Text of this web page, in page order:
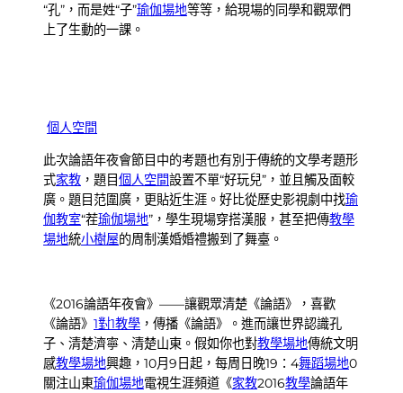
“孔”，而是姓“子”瑜伽場地等等，給現場的同學和觀眾們
上了生動的一課。
個人空間
此次論語年夜會節目中的考題也有別于傳統的文學考題形
式家教 ，題目個人空間設置不單“好玩兒”，並且觸及面較
廣。題目范圍廣，更貼近生涯。好比從歷史影視劇中找瑜
伽教室“茬瑜伽場地”，學生現場穿搭漢服，甚至把傳教學
場地統小樹屋的周制漢婚婚禮搬到了舞臺。
《2016論語年夜會》——讓觀眾清楚《論語》，喜歡
《論語》 1對1教學 ，傳播《論語》。進而讓世界認識孔
子、清楚濟寧、清楚山東。假如你也對教學場地傳統文明
感教學場地興趣，10月9日起，每周日晚19：4舞蹈場地0
關注山東瑜伽場地電視生涯頻道《家教2016教學論語年